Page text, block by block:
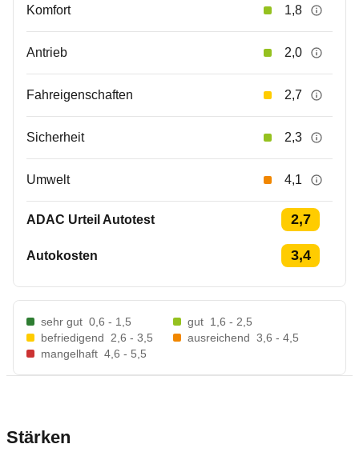
Komfort 1,8
Antrieb 2,0
Fahreigenschaften 2,7
Sicherheit 2,3
Umwelt 4,1
ADAC Urteil Autotest 2,7
Autokosten 3,4
sehr gut 0,6 - 1,5 gut 1,6 - 2,5
befriedigend
2,6 - 3,5 ausreichend 3,6 - 4,5
mangelhaft 4,6 - 5,5
Stärken